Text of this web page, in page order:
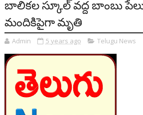
బాలికల స్కూల్ వద్ద బాంబు
మందికిపైగా మృతి
Admin 5 years ago Telugu News